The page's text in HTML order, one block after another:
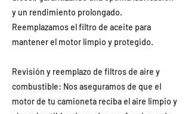
y un rendimiento prolongado.
Reemplazamos el filtro de aceite para
mantener el motor limpio y protegido.
Revisión y reemplazo de filtros de aire y
combustible: Nos aseguramos de que el
motor de tu camioneta reciba el aire limpio y